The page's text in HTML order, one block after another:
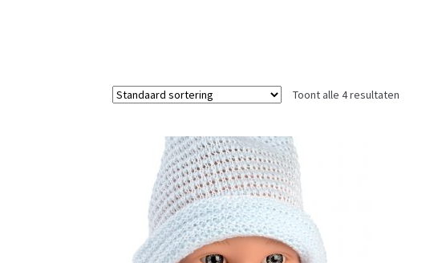
Toont alle 4 resultaten